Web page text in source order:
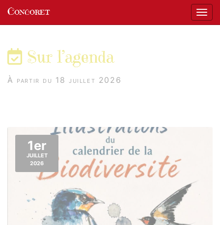
Concoret
Sur l’agenda
À partir du 18 juillet 2026
1er
JUILLET
2026
Panneau de gestion des cookies